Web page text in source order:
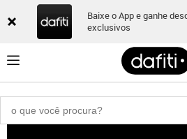
Baixe o App e ganhe
exclusivos